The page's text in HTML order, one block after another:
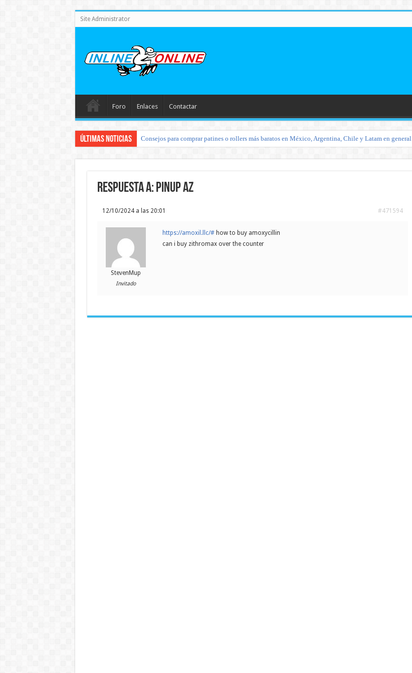
Site Administrator
Foro Enlaces Contactar
Últimas noticias Consejos para comprar patines o rollers más baratos en México, Argentina, Chile y Latam en general
Respuesta a: pinup az
12/10/2024 a las 20:01 #471594
StevenMup
Invitado
https://amoxil.llc/#how to buy amoxycillin
can i buy zithromax over the counter